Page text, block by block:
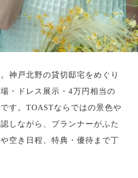
神戸北野の貸切邸宅をめぐり
・ドレス展示・4万円相当の
す。TOASTならではの景色や
しながら、プランナーがふた
空き日程、特典・優待まで丁